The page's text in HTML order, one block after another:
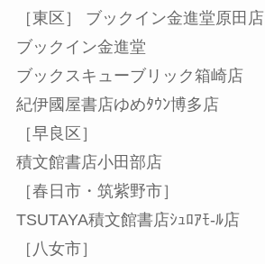
［東区］ ブックイン金進堂原田店
ブックイン金進堂
ブックスキューブリック箱崎店
紀伊國屋書店ゆめﾀｳﾝ博多店
［早良区］
積文館書店小田部店
［春日市・筑紫野市］
TSUTAYA積文館書店ｼｭﾛｱﾓ-ﾙ店
［八女市］